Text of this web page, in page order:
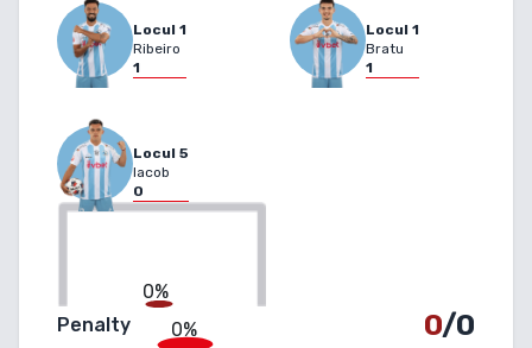
Locul 1
Ribeiro
1
Locul 1
Bratu
1
Locul 5
Iacob
0
0%
0%
Penalty 0/0